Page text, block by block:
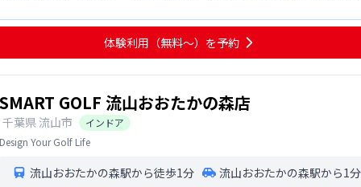
体験利用（無料〜）を予約
SMART GOLF 流山おおたかの森店
千葉県 流山市
インドア
Design Your Golf Life
流山おおたかの森駅から徒歩1分 流山おおたかの森駅から1分